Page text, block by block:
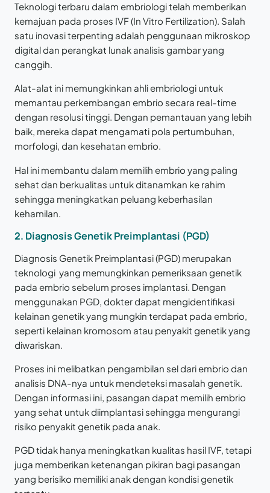
Teknologi terbaru dalam embriologi telah memberikan
kemajuan pada proses IVF (In Vitro Fertilization). Salah
satu inovasi terpenting adalah penggunaan mikroskop
digital dan perangkat lunak analisis gambar yang
canggih.
Alat-alat ini memungkinkan ahli embriologi untuk
memantau perkembangan embrio secara real-time
dengan resolusi tinggi. Dengan pemantauan yang lebih
baik, mereka dapat mengamati pola pertumbuhan,
morfologi, dan kesehatan embrio.
Hal ini membantu dalam memilih embrio yang paling
sehat dan berkualitas untuk ditanamkan ke rahim
sehingga meningkatkan peluang keberhasilan
kehamilan.
2. Diagnosis Genetik Preimplantasi (PGD)
Diagnosis Genetik Preimplantasi (PGD) merupakan
teknologi yang memungkinkan pemeriksaan genetik
pada embrio sebelum proses implantasi. Dengan
menggunakan PGD, dokter dapat mengidentifikasi
kelainan genetik yang mungkin terdapat pada embrio,
seperti kelainan kromosom atau penyakit genetik yang
diwariskan.
Proses ini melibatkan pengambilan sel dari embrio dan
analisis DNA-nya untuk mendeteksi masalah genetik.
Dengan informasi ini, pasangan dapat memilih embrio
yang sehat untuk diimplantasi sehingga mengurangi
risiko penyakit genetik pada anak.
PGD tidak hanya meningkatkan kualitas hasil IVF, tetapi
juga memberikan ketenangan pikiran bagi pasangan
yang berisiko memiliki anak dengan kondisi genetik